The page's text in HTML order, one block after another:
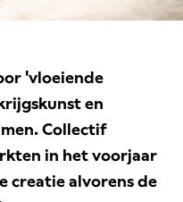
'vloeiende
en
Collectif
in het voorjaar
creatie alvorens de